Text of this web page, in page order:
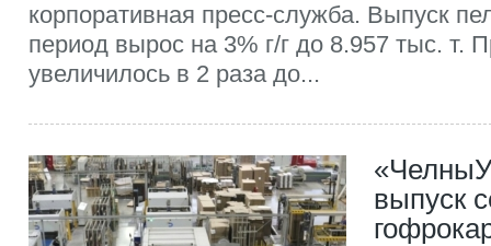
корпоративная пресс-служба. Выпуск
период вырос на 3% г/г до 8.957 тыс. т.
увеличилось в 2 раза до...
выпуск